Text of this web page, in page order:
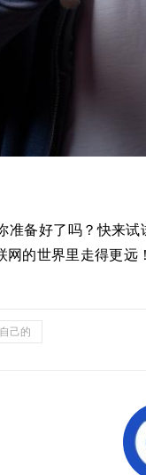
准备好了吗？快来
网的世界里走得更远
自己的